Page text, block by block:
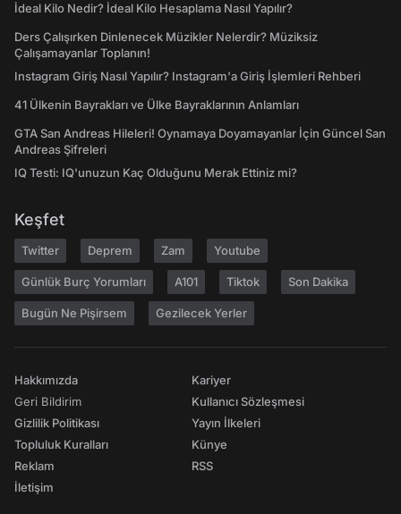
İdeal Kilo Nedir? İdeal Kilo Hesaplama Nasıl Yapılır?
Ders Çalışırken Dinlenecek Müzikler Nelerdir? Müziksiz
Çalışamayanlar Toplanın!
Instagram Giriş Nasıl Yapılır? Instagram'a Giriş İşlemleri Rehberi
41 Ülkenin Bayrakları ve Ülke Bayraklarının Anlamları
GTA San Andreas Hileleri! Oynamaya Doyamayanlar İçin Güncel San
Andreas Şifreleri
IQ Testi: IQ'unuzun Kaç Olduğunu Merak Ettiniz mi?
Keşfet
Twitter Deprem Zam Youtube
Günlük Burç Yorumları A101 Tiktok Son Dakika
Bugün Ne Pişirsem Gezilecek Yerler
Hakkımızda
Geri Bildirim
Gizlilik Politikası
Topluluk Kuralları
Reklam
İletişim
Kariyer
Kullanıcı Sözleşmesi
Yayın İlkeleri
Künye
RSS